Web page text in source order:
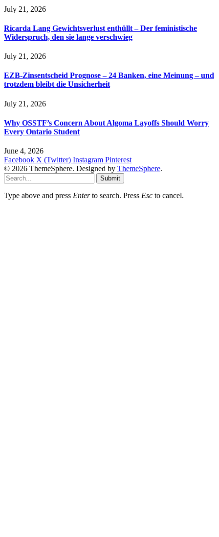
July 21, 2026
Ricarda Lang Gewichtsverlust enthüllt – Der feministische
Widerspruch, den sie lange verschwieg
July 21, 2026
EZB-Zinsentscheid Prognose – 24 Banken, eine Meinung – und
trotzdem bleibt die Unsicherheit
July 21, 2026
Why OSSTF’s Concern About Algoma Layoffs Should Worry
Every Ontario Student
June 4, 2026
Facebook X (Twitter) Instagram Pinterest
© 2026 ThemeSphere. Designed by ThemeSphere.
Submit
Type above and press Enterto search. Press Esc to cancel.